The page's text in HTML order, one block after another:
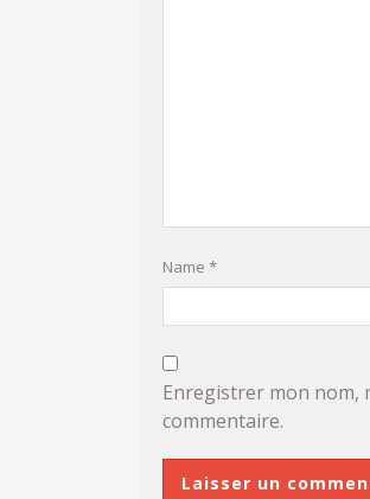
Name *
Enregistrer mon nom,
commentaire.